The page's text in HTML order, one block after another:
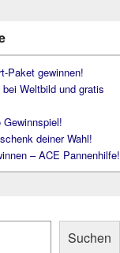
Paket gewinnen!
Weltbild und gratis
deiner Wahl!
– ACE Pannenhilfe!
Suchen